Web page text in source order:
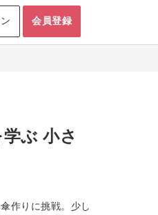
会員登録
ぶ 小さ
作りに挑戦。少し